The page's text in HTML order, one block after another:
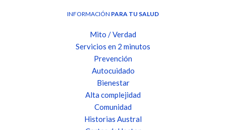
INFORMACIÓN PARA TU SALUD
Mito / Verdad
Servicios en 2 minutos
Prevención
Autocuidado
Bienestar
Alta complejidad
Comunidad
Historias Austral